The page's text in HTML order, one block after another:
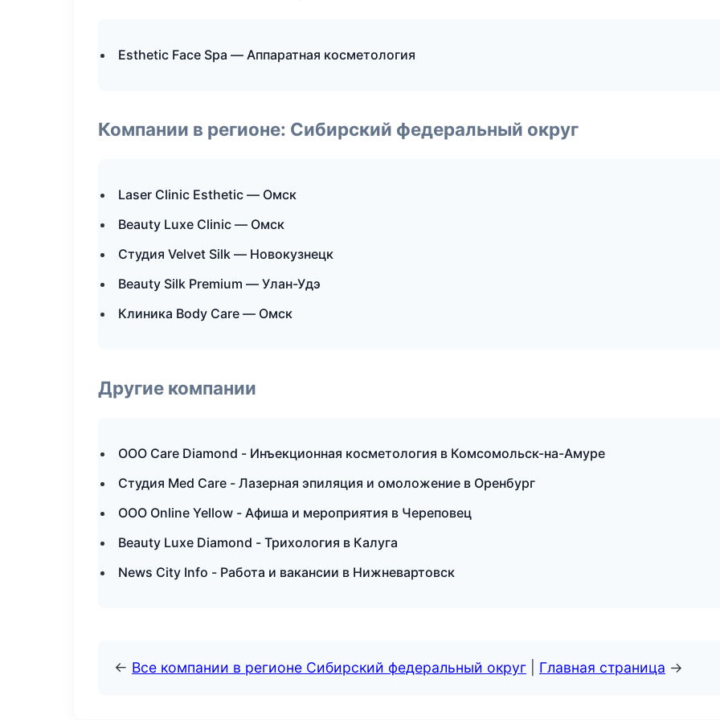
Esthetic Face Spa — Аппаратная косметология
Компании в регионе: Сибирский федеральный округ
Laser Clinic Esthetic — Омск
Beauty Luxe Clinic — Омск
Студия Velvet Silk — Новокузнецк
Beauty Silk Premium — Улан-Удэ
Клиника Body Care — Омск
Другие компании
ООО Care Diamond - Инъекционная косметология в Комсомольск-на-Амуре
Студия Med Care - Лазерная эпиляция и омоложение в Оренбург
ООО Online Yellow - Афиша и мероприятия в Череповец
Beauty Luxe Diamond - Трихология в Калуга
News City Info - Работа и вакансии в Нижневартовск
← Все компании в регионе Сибирский федеральный округ Главная страница →